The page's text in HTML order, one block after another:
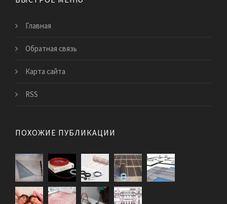
Главная
Обратная связь
Карта сайта
RSS
ПОХОЖИЕ ПУБЛИКАЦИИ